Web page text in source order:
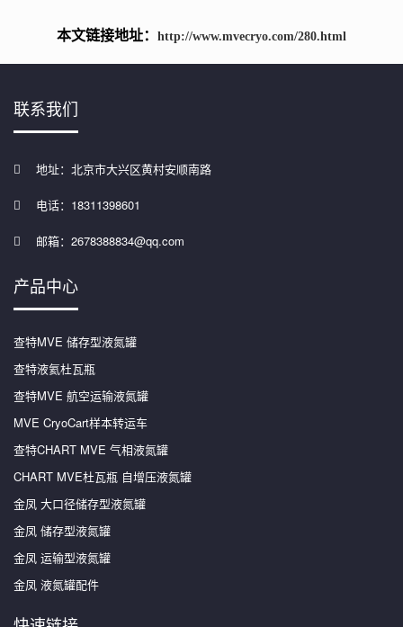
本文链接地址： http://www.mvecryo.com/280.html
联系我们
地址：北京市大兴区黄村安顺南路
电话：18311398601
邮箱：2678388834@qq.com
产品中心
查特MVE 储存型液氮罐
查特液氦杜瓦瓶
查特MVE 航空运输液氮罐
MVE CryoCart样本转运车
查特CHART MVE 气相液氮罐
CHART MVE杜瓦瓶 自增压液氮罐
金凤 大口径储存型液氮罐
金凤 储存型液氮罐
金凤 运输型液氮罐
金凤 液氮罐配件